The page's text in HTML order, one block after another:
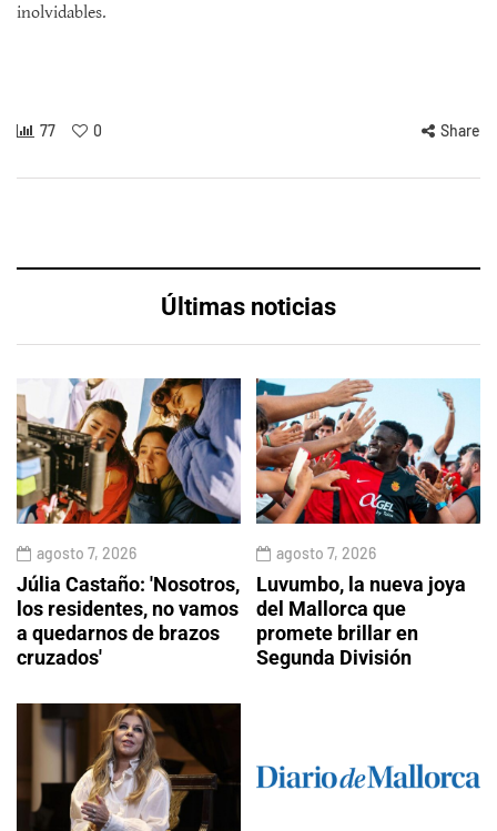
inolvidables.
77 0 Share
Últimas noticias
agosto 7, 2026
Júlia Castaño: 'Nosotros,
los residentes, no vamos
a quedarnos de brazos
cruzados'
agosto 7, 2026
Luvumbo, la nueva joya
del Mallorca que
promete brillar en
Segunda División